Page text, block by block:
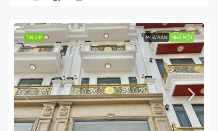
TIN VIP MUA BÁN NHÀ MỚI